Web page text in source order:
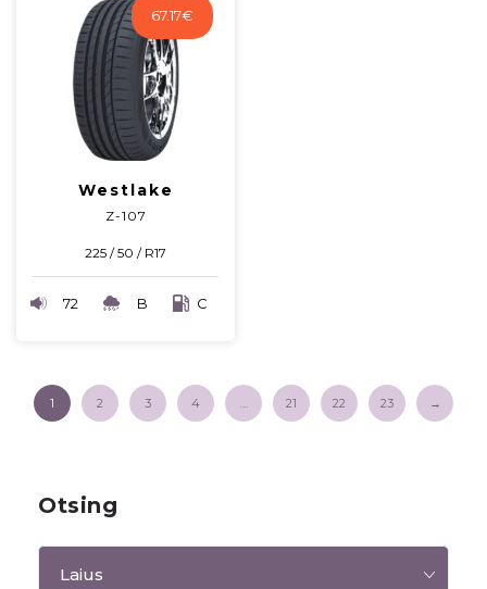
67.17€
Westlake
Z-107
225 / 50 / R17
72 B C
1 2 3 4 … 21 22 23 →
Otsing